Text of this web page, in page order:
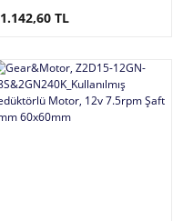
1.142,60 TL